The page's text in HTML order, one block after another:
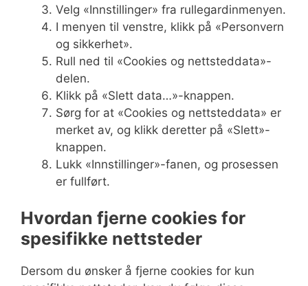
Velg «Innstillinger» fra rullegardinmenyen.
I menyen til venstre, klikk på «Personvern
og sikkerhet».
Rull ned til «Cookies og nettsteddata»-
delen.
Klikk på «Slett data…»-knappen.
Sørg for at «Cookies og nettsteddata» er
merket av, og klikk deretter på «Slett»-
knappen.
Lukk «Innstillinger»-fanen, og prosessen
er fullført.
Hvordan fjerne cookies for
spesifikke nettsteder
Dersom du ønsker å fjerne cookies for kun